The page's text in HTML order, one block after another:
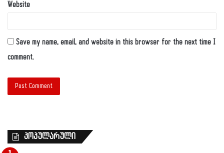
Website
Save my name, email, and website in this browser for the next time I
comment.
პოპულარული